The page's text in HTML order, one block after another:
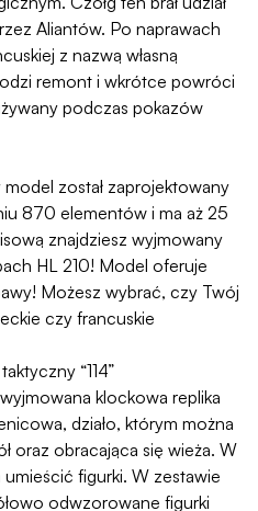
Aliantów. Po naprawach
z nazwą własną
remont i wkrótce powróci
podczas pokazów
został zaprojektowany
870 elementów i ma aż 25
znajdziesz wyjmowany
HL 210! Model oferuje
Możesz wybrać, czy Twój
czy francuskie
“114”
klockowa replika
działo, którym można
oraz obracająca się wieża. W
figurki. W zestawie
odwzorowane figurki